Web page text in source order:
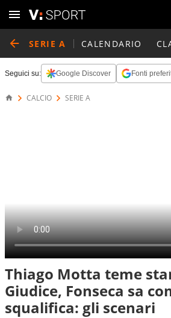
SERIE A CALENDARIO
Seguici su: Google Discover Fonti
CALCIO SERIE A
Thiago Motta teme
Giudice, Fonseca sa
squalifica: gli scenari